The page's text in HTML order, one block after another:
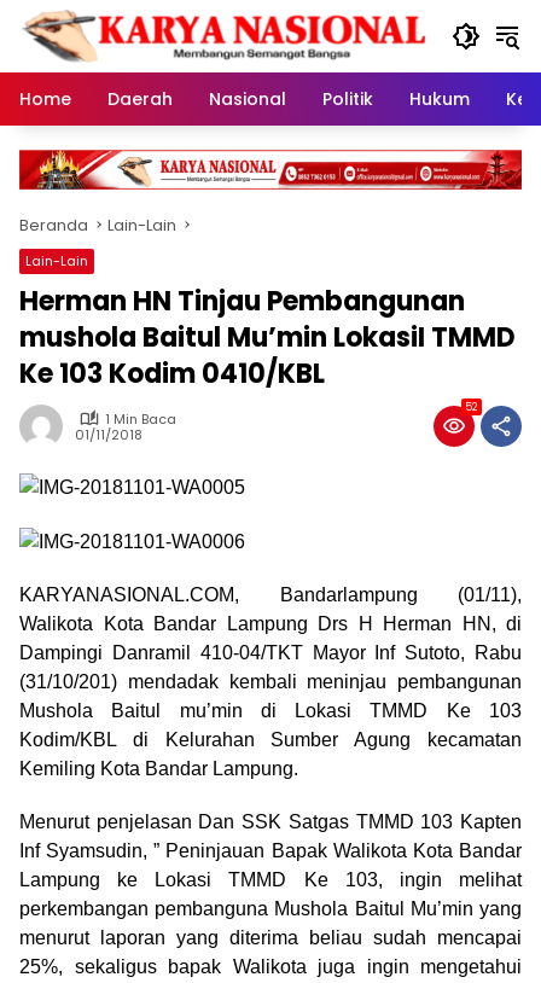
Langsung
konten
Home
Daerah Nasional Politik Hukum
Beranda Lain-Lain
Lain-Lain
Herman HN Tinjau Pembangunan
mushola Baitul Mu’min LokasiI TMMD
Ke 103 Kodim 0410/KBL
1 Min Baca
01/11/2018
52
KARYANASIONAL.COM, Bandarlampung (01/11),
Walikota Kota Bandar Lampung Drs H Herman HN, di
Dampingi Danramil 410-04/TKT Mayor Inf Sutoto, Rabu
(31/10/201) mendadak kembali meninjau pembangunan
Mushola Baitul mu’min di Lokasi TMMD Ke 103
Kodim/KBL di Kelurahan Sumber Agung kecamatan
Kemiling Kota Bandar Lampung.
Menurut penjelasan Dan SSK Satgas TMMD 103 Kapten
Inf Syamsudin, ” Peninjauan Bapak Walikota Kota Bandar
Lampung ke Lokasi TMMD Ke 103, ingin melihat
perkembangan pembanguna Mushola Baitul Mu’min yang
menurut laporan yang diterima beliau sudah mencapai
25%, sekaligus bapak Walikota juga ingin mengetahui